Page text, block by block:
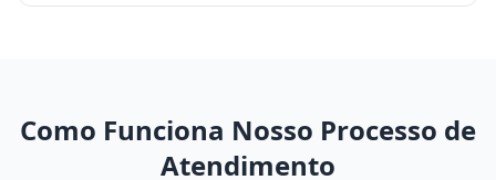
Como Funciona Nosso Processo de
Atendimento